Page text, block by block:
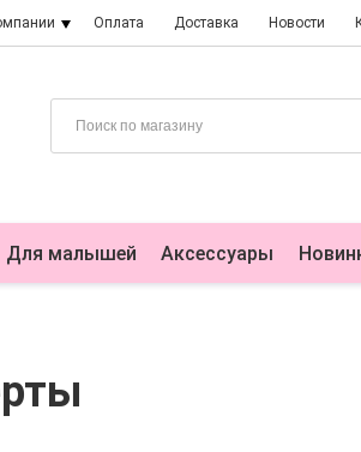
Оплата Доставка Новости
Для малышей Аксессуары